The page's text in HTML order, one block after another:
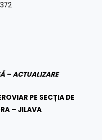
– ACTUALIZARE
PE SECȚIA DE
– JILAVA